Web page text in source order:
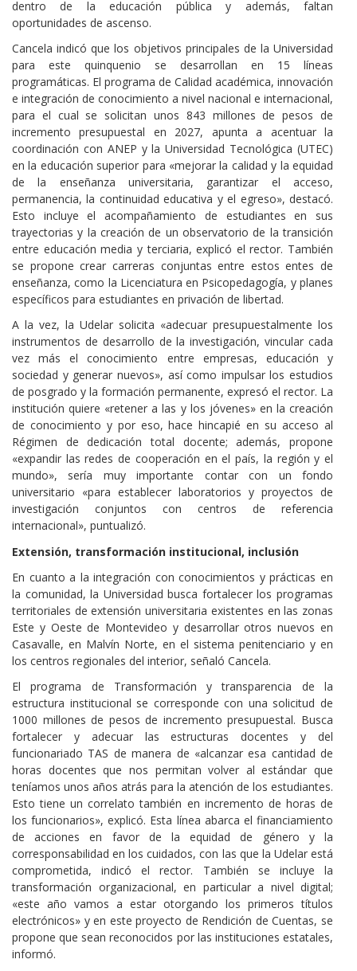
dentro de la educación pública y además, faltan
oportunidades de ascenso.
Cancela indicó que los objetivos principales de la Universidad
para este quinquenio se desarrollan en 15 líneas
programáticas. El programa de Calidad académica, innovación
e integración de conocimiento a nivel nacional e internacional,
para el cual se solicitan unos 843 millones de pesos de
incremento presupuestal en 2027, apunta a acentuar la
coordinación con ANEP y la Universidad Tecnológica (UTEC)
en la educación superior para «mejorar la calidad y la equidad
de la enseñanza universitaria, garantizar el acceso,
permanencia, la continuidad educativa y el egreso», destacó.
Esto incluye el acompañamiento de estudiantes en sus
trayectorias y la creación de un observatorio de la transición
entre educación media y terciaria, explicó el rector. También
se propone crear carreras conjuntas entre estos entes de
enseñanza, como la Licenciatura en Psicopedagogía, y planes
específicos para estudiantes en privación de libertad.
A la vez, la Udelar solicita «adecuar presupuestalmente los
instrumentos de desarrollo de la investigación, vincular cada
vez más el conocimiento entre empresas, educación y
sociedad y generar nuevos», así como impulsar los estudios
de posgrado y la formación permanente, expresó el rector. La
institución quiere «retener a las y los jóvenes» en la creación
de conocimiento y por eso, hace hincapié en su acceso al
Régimen de dedicación total docente; además, propone
«expandir las redes de cooperación en el país, la región y el
mundo», sería muy importante contar con un fondo
universitario «para establecer laboratorios y proyectos de
investigación conjuntos con centros de referencia
internacional», puntualizó.
Extensión, transformación institucional, inclusión
En cuanto a la integración con conocimientos y prácticas en
la comunidad, la Universidad busca fortalecer los programas
territoriales de extensión universitaria existentes en las zonas
Este y Oeste de Montevideo y desarrollar otros nuevos en
Casavalle, en Malvín Norte, en el sistema penitenciario y en
los centros regionales del interior, señaló Cancela.
El programa de Transformación y transparencia de la
estructura institucional se corresponde con una solicitud de
1000 millones de pesos de incremento presupuestal. Busca
fortalecer y adecuar las estructuras docentes y del
funcionariado TAS de manera de «alcanzar esa cantidad de
horas docentes que nos permitan volver al estándar que
teníamos unos años atrás para la atención de los estudiantes.
Esto tiene un correlato también en incremento de horas de
los funcionarios», explicó. Esta línea abarca el financiamiento
de acciones en favor de la equidad de género y la
corresponsabilidad en los cuidados, con las que la Udelar está
comprometida, indicó el rector. También se incluye la
transformación organizacional, en particular a nivel digital;
«este año vamos a estar otorgando los primeros títulos
electrónicos» y en este proyecto de Rendición de Cuentas, se
propone que sean reconocidos por las instituciones estatales,
informó.